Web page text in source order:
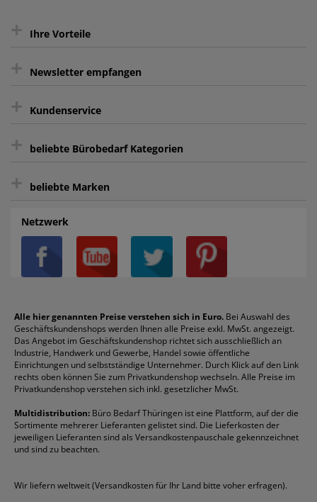
+ Ihre Vorteile
Kauf auf Rechnung³
sicher Shoppen durch SSL
intelligentes Kundenkonto
+ Newsletter empfangen
Sie können sich zu jeder Zeit abmelden.
+ Kundenservice
Kontakt
FAQ
AGB
Datenschutz
Privatsphäre-Einstellungen
Über uns
Reklamation / Retouren
Vertrag widerrufen (Privatkunden)
Rabatte & Aktionen
+ beliebte Bürobedarf Kategorien
Aktenvernichter
Batterien
Bleistifte
Blöcke
Boardmarker
Briefumschläge
Druckerpatronen
Etiketten
Fineliner
Folienschreiber
Formulare
Gelschreiber
Geschäftsbücher
Heftstreifen
Kaffee
Klebeband
Klemmmappen
Kopierpapier
Korrekturmittel
Kugelschreiber
Mappen
Ordner
Packband
Permanentmarker
Radiergummis
Schnellhefter
Sichthüllen
Taschenrechner
Textmarker
Tintenroller
Tintenpatronen
Toilettenpapier
Toner
Versandmaterial
Versandtaschen
+ beliebte Marken
Alco
Avery/Zweckform
Canon
Durable
DYMO
Edding
Esselte
Faber-Castell
Fellowes
Franken
Fripa
HP
Leitz
Läufer
Melitta
Pentel
Pelikan
Pilot
Pritt
Schneider
Stabilo
Staedtler
alle Marken anzeigen
Netzwerk
Alle hier genannten Preise verstehen sich in Euro. Bei Auswahl des
Geschäftskundenshops werden Ihnen alle Preise exkl. MwSt. angezeigt.
Das Angebot im Geschäftskundenshop richtet sich ausschließlich an
Industrie, Handwerk und Gewerbe, Handel sowie öffentliche
Einrichtungen und selbstständige Unternehmer. Durch Klick auf den Link
rechts oben können Sie zum Privatkundenshop wechseln. Alle Preise im
Privatkundenshop verstehen sich inkl. gesetzlicher MwSt.
Multidistribution: Büro Bedarf Thüringen ist eine Plattform, auf der die
Sortimente mehrerer Lieferanten gelistet sind. Die Lieferkosten der
jeweiligen Lieferanten sind als Versandkostenpauschale gekennzeichnet
und sind zu beachten.
Wir liefern weltweit (Versandkosten für Ihr Land bitte voher erfragen).